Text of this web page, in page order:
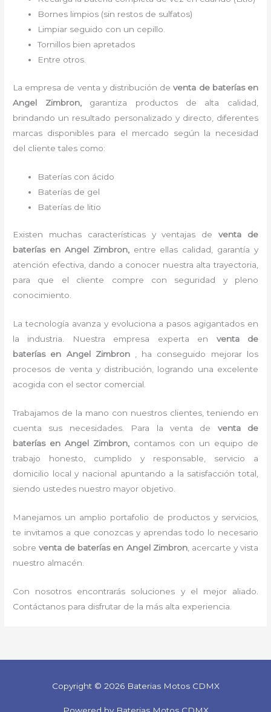
Bornes limpios (sin restos de sulfatos)
Limpiar seguido con un cepillo.
Tornillos bien apretados
Entre otros.
La empresa de venta y distribución deventa de bateríasen
Angel Zimbron, garantiza productos de alta calidad,
brindando un resultado personalizado y directo, diferentes
marcas disponibles para el mercado según la necesidad
del cliente tales como:
Baterías con ácido
Baterías de gel
Baterías de litio
Existen muchas características y ventajas deventa de
baterías en Angel Zimbron,entre ellas calidad, garantía y
atención efectiva, dando a conocer nuestra alta trayectoria,
para que el cliente compre con seguridad y pleno
conocimiento.
La tecnología avanza y evoluciona a pasos agigantados en
la industria. Nuestra empresa experta en venta de
bateríasen Angel Zimbron
, ha conseguido mejorar los
procesos de venta y distribución, logrando una excelente
acogida con el sector comercial.
Trabajamos de la mano con nuestros clientes, teniendo en
cuenta sus necesidades. Para la venta de venta de
bateríasen Angel Zimbron, contamos con un equipo de
trabajo honesto, cumplido y responsable, servicio a
domicilio local y nacional apuntando a la satisfacción total,
siendo ustedes nuestro mayor objetivo.
Manejamos un amplio portafolio de productos y servicios,
te invitamos a que conozcas y aprendas todo lo necesario
sobreventa de baterías en Angel Zimbron, acercarte y vista
nuestro almacén.
Con nosotros encontrarás soluciones y el mejor aliado.
Contáctanos para disfrutar de la más alta experiencia.
Copyright © 2026 Baterias Motos CDMX